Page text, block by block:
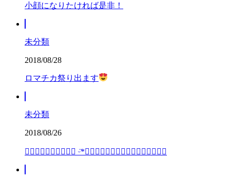
小顔になりたければ是非！
未分類
2018/08/28
ロマチカ祭り出ます
未分類
2018/08/26
Ⓗ⃞ⓐ⃞ⓟ⃞ⓟ⃞ⓨ⃞ ᵕ̈*Ⓑ⃞ⓘ⃞ⓡ⃞ⓣ⃞ⓗ⃞ⓓ⃞ⓐ⃞ⓨ⃞